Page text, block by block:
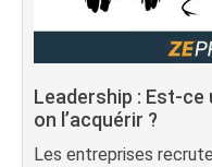
Leadership : Est-ce
on l’acquérir ?
Les entreprises